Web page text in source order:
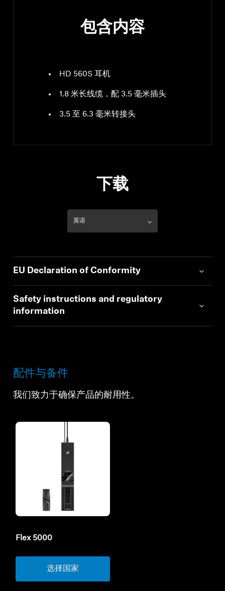
包含内容
HD 560S 耳机
1.8 米长线缆，配 3.5 毫米插头
3.5 至 6.3 毫米转接头
下载
EU Declaration of Conformity
Safety instructions and regulatory
information
配件与备件
我们致力于确保产品的耐用性。
Flex 5000
选择国家